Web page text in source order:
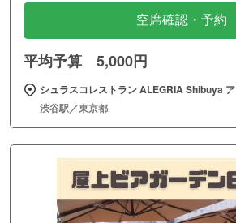
空席確認・予約
平均予算 5,000円
シュラスコレストラン ALEGRIA Shibuya
渋谷駅／東京都